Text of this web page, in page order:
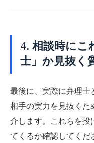
4. 相談時にこ
士」か見抜く
最後に、実際に弁理士
相手の実力を見抜くた
介します。これらを投
てくるか確認してくだ